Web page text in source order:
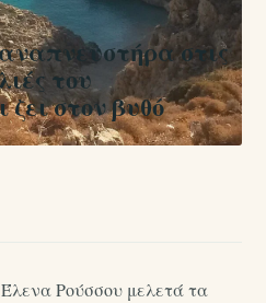
στις
του
στον βυθό
Ρούσσου μελετά τα